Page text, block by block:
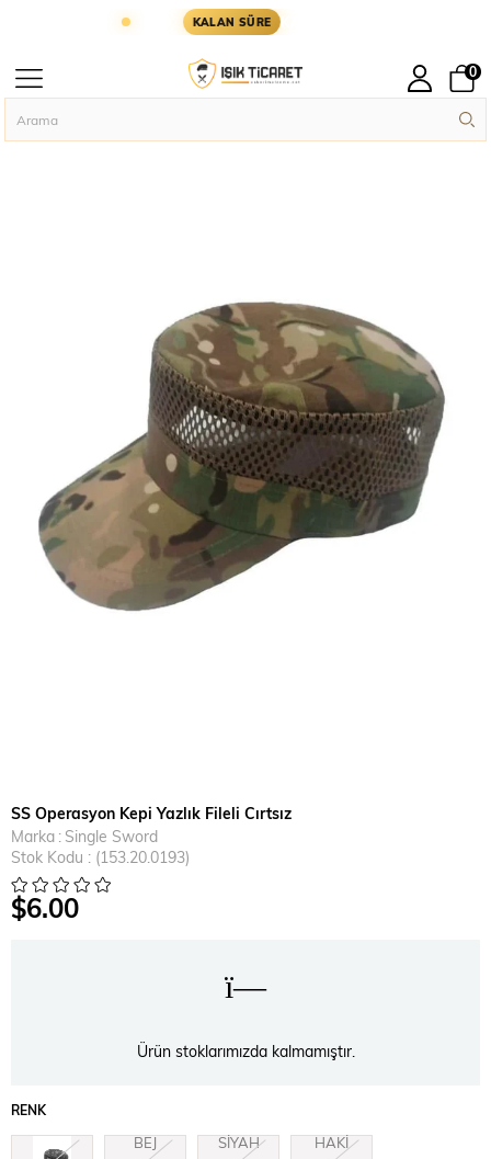
KALAN SÜRE KARGOYA YETİŞMESİ İÇİN
0
Anasayfa SS Operasyon Kepi Yazlık
SS Operasyon Kepi Yazlık Fileli Cırtsız
Marka : Single Sword
Stok Kodu
(153.20.0193)
$6.00
Ürün stoklarımızda kalmamıştır.
RENK
BEJ SİYAH HAKİ